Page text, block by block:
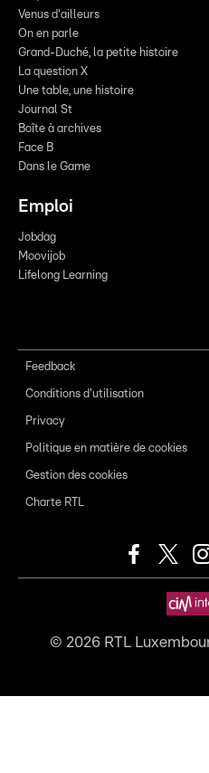
Venus d'ailleurs
On en parle
Grand-Duché, la petite histoire
La question X
Une table, une histoire
Journal St
Boîte à archives
Face B
Dans le Game
Emploi
Jobdag
Moovijob
Lifelong Learning
Feedback
Conditions d'utilisation
Privacy
Politique en matière de cookies
Gestion des cookies
Charte RTL
© 2026RTL